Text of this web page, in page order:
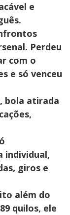
e
Perdeu
com o
e só venceu
bola atirada
individual,
giros e
além do
quilos, ele